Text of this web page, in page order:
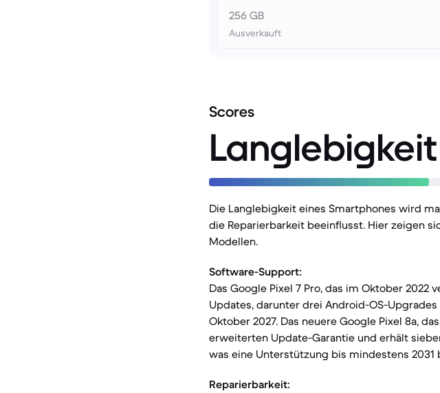
256 GB
Ausverkauft
Scores
Langlebigkeit
Die Langlebigkeit eines Smartphones wird
die Reparierbarkeit beeinflusst. Hier zeigen
Modellen.
Software-Support:
Das Google Pixel 7 Pro, das im Oktober
Updates, darunter drei Android-OS-
Oktober 2027. Das neuere Google Pixel 8a,
erweiterten Update-Garantie und erhält
was eine Unterstützung bis mindestens 2031
Reparierbarkeit: